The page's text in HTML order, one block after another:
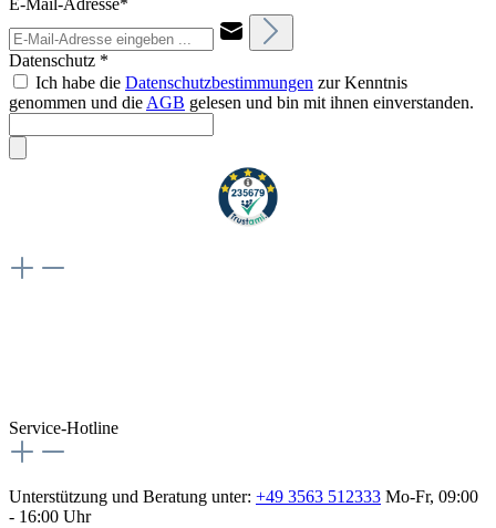
E-Mail-Adresse*
Datenschutz *
Ich habe die Datenschutzbestimmungen zur Kenntnis
genommen und die AGB gelesen und bin mit ihnen einverstanden.
Service-Hotline
Unterstützung und Beratung unter: +49 3563 512333 Mo-Fr, 09:00
- 16:00 Uhr